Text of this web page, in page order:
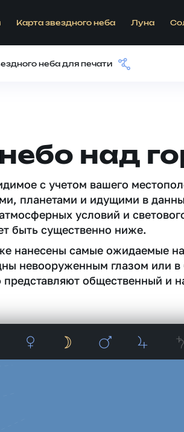
Карта звездного неба Луна
неба для печати
над
c учетом вашего
планетами и идущими в
условий и
быть существенно ниже.
нанесены самые ожидаемые
невооруженным глазом или в
общественный и